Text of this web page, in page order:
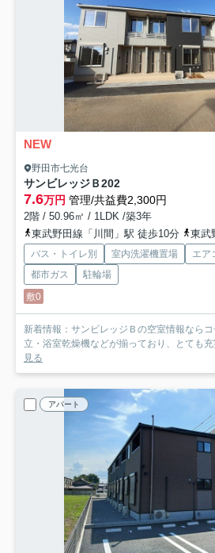
NEW
野田市七光台
サンビレッジＢ202
7.6万円 管理/共益費2,300円
2階 / 50.96㎡ / 1LDK /築3年
東武野田線「川間」駅 徒歩10分
東武
バス・トイレ別 室内洗濯機置場 エア
都市ガス
駐輪場
敷0
新着情報：サンビレッジＢの空室情報なら
立・浴室乾燥機などが揃っており、とても
見る
アパート